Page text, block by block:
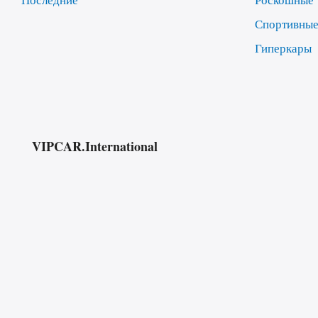
Спортивные
Гиперкары
VIPCAR.International